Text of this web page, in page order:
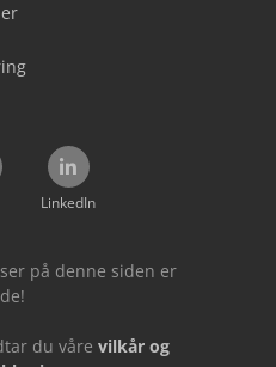
LinkedIn
på denne siden er
du våre vilkår og